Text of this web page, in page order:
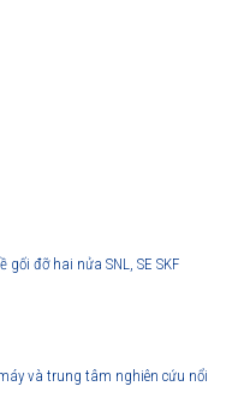
hãng
gối đỡ hai nửa SNL, SE SKF
và trung tâm nghiên cứu nổi